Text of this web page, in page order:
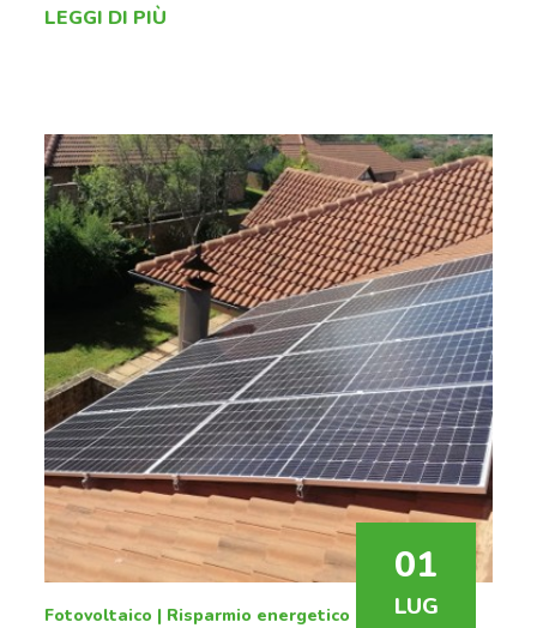
LEGGI DI PIÙ
01
LUG
Fotovoltaico | Risparmio energetico